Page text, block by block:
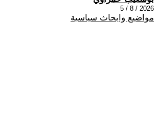
2026 / 8 / 5
مواضيع وابحاث سياسية